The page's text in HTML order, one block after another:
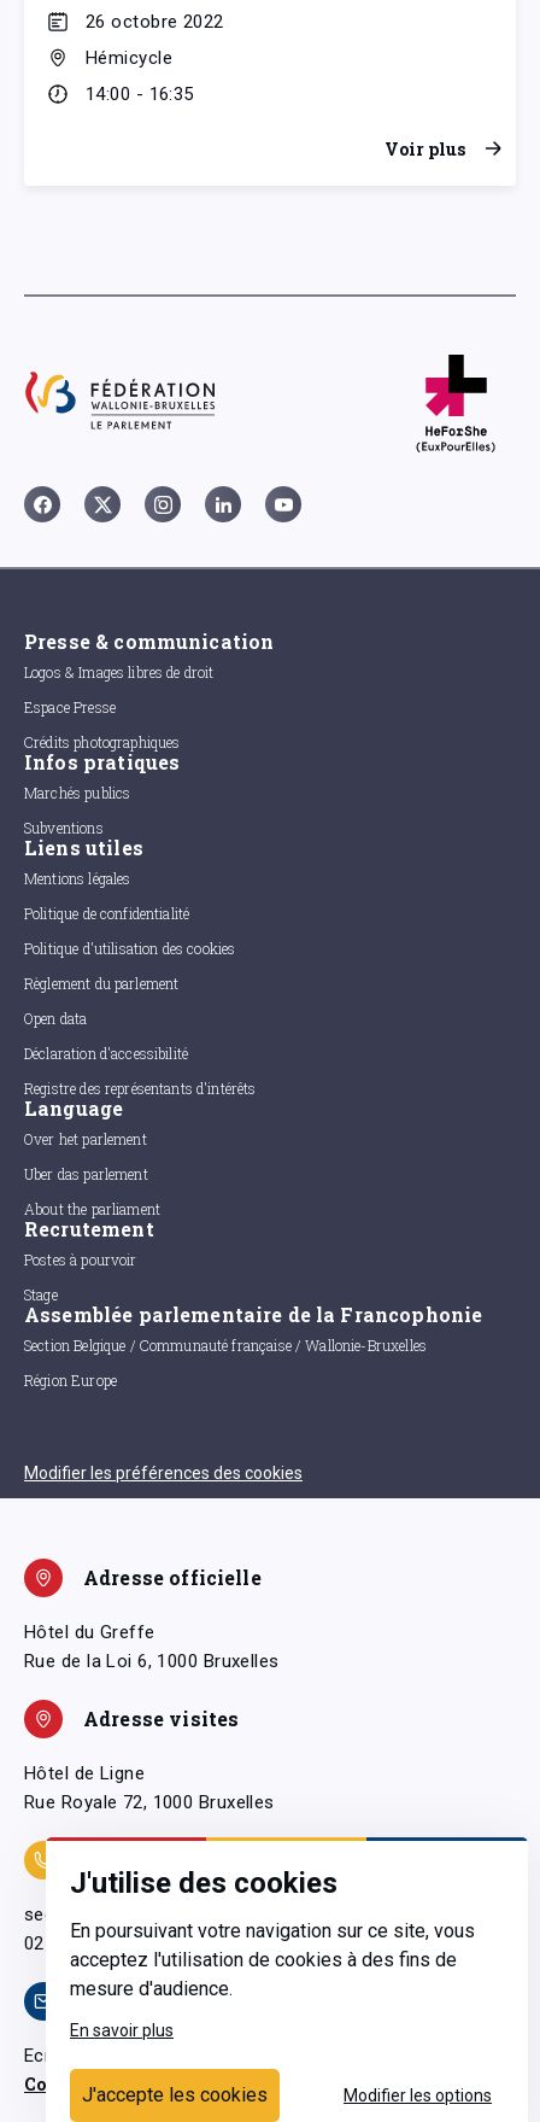
J'utilise des cookies
En poursuivant votre navigation sur ce site, vous
acceptez l'utilisation de cookies à des fins de
mesure d'audience.
En savoir plus
J'accepte les cookies Modifier les options
26 octobre 2022
Hémicycle
14:00 - 16:35
Voir plus
Presse & communication
Logos & Images libres de droit
Espace Presse
Crédits photographiques
Infos pratiques
Marchés publics
Subventions
Liens utiles
Mentions légales
Politique de confidentialité
Politique d'utilisation des cookies
Règlement du parlement
Open data
Déclaration d'accessibilité
Registre des représentants d'intérêts
Language
Over het parlement
Uber das parlement
About the parliament
Recrutement
Postes à pourvoir
Stage
Assemblée parlementaire de la Francophonie
Section Belgique / Communauté française / Wallonie-Bruxelles
Région Europe
Modifier les préférences des cookies
Adresse officielle
Hôtel du Greffe
Rue de la Loi 6, 1000 Bruxelles
Adresse visites
Hôtel de Ligne
Rue Royale 72, 1000 Bruxelles
secretariatgeneral@pfwb.be
02 506 38 11
Contact
Ecrivez-nous
Contactez-nous